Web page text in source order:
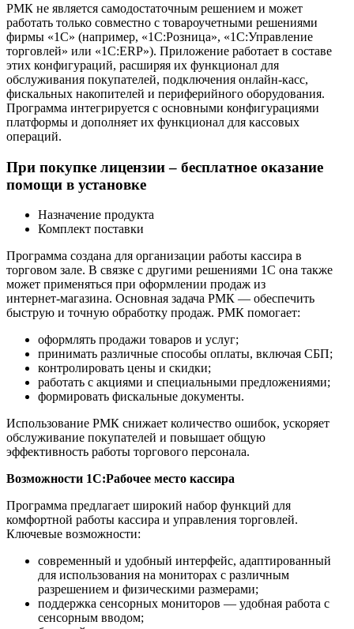
РМК не является самодостаточным решением и может
работать только совместно с товароучетными решениями
фирмы «1С» (например, «1С:Розница», «1С:Управление
торговлей» или «1С:ERP»). Приложение работает в составе
этих конфигураций, расширяя их функционал для
обслуживания покупателей, подключения онлайн-касс,
фискальных накопителей и периферийного оборудования.
Программа интегрируется с основными конфигурациями
платформы и дополняет их функционал для кассовых
операций.
При покупке лицензии – бесплатное оказание
помощи в установке
Назначение продукта
Комплект поставки
Программа создана для организации работы кассира в
торговом зале. В связке с другими решениями 1С она также
может применяться при оформлении продаж из
интернет‑магазина. Основная задача РМК — обеспечить
быструю и точную обработку продаж. РМК помогает:
оформлять продажи товаров и услуг;
принимать различные способы оплаты, включая СБП;
контролировать цены и скидки;
работать с акциями и специальными предложениями;
формировать фискальные документы.
Использование РМК снижает количество ошибок, ускоряет
обслуживание покупателей и повышает общую
эффективность работы торгового персонала.
Возможности 1С:Рабочее место кассира
Программа предлагает широкий набор функций для
комфортной работы кассира и управления торговлей.
Ключевые возможности:
современный и удобный интерфейс, адаптированный
для использования на мониторах с различным
разрешением и физическими размерами;
поддержка сенсорных мониторов — удобная работа с
сенсорным вводом;